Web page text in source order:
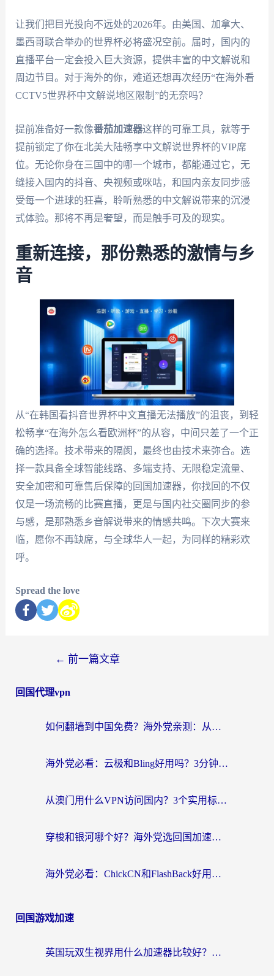
让我们把目光投向不远处的2026年。由美国、加拿大、
墨西哥联合举办的世界杯必将盛况空前。届时，国内的
直播平台一定会投入巨大资源，提供丰富的中文解说和
周边节目。对于海外的你，难道还想再次经历“在海外看
CCTV5世界杯中文解说地区限制”的无奈吗？
提前准备好一款像番茄加速器这样的可靠工具，就等于
提前锁定了你在北美大陆畅享中文解说世界杯的VIP席
位。无论你身在三国中的哪一个城市，都能通过它，无
缝接入国内的抖音、央视频或咪咕，和国内亲友同步感
受每一个进球的狂喜，聆听熟悉的中文解说带来的沉浸
式体验。那将不再是奢望，而是触手可及的现实。
重新连接，那份熟悉的激情与乡
音
从“在韩国看抖音世界杯中文直播无法播放”的沮丧，到轻
松畅享“在海外怎么看欧洲杯”的从容，中间只差了一个正
确的选择。技术带来的隔阂，最终也由技术来弥合。选
择一款具备全球智能线路、多端支持、无限稳定流量、
安全加密和可靠售后保障的回国加速器，你找回的不仅
仅是一场流畅的比赛直播，更是与国内社交圈同步的参
与感，是那熟悉乡音解说带来的情感共鸣。下次大赛来
临，愿你不再缺席，与全球华人一起，为同样的精彩欢
呼。
Spread the love
← 前一篇文章
回国代理vpn
如何翻墙到中国免费？海外党亲测：从踩坑到选对加速器的全攻略
海外党必看：云极和Bling好用吗？3分钟教你选对回国加速器
从澳门用什么VPN访问国内？3个实用标准帮你避开坑，无缝刷剧听歌
穿梭和银河哪个好？海外党选回国加速器的避坑指南，附番茄加速器实测体验
海外党必看：ChickCN和FlashBack好用吗？3招教你选对回国加速器（附云极、HomeCN、斧牛vs艾果对比）
回国游戏加速
英国玩双生视界用什么加速器比较好？海外党亲测有效的国服游戏加速方案